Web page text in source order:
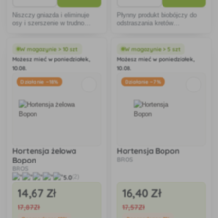
Niszczy gniazda i eliminuje
osy i szerszenie w trudno
usuwania trudno dostępnych i
ukrytych gniazd.
Płynny produkt biobójczy do
odstraszania kretów
itp.
W magazynie > 10 szt
Możesz mieć w poniedziałek,
10.08.
Działanie −18%
Hortensja żelowa
Bopon
BROS
5.0
14,67 Zł
17,87Zł
W magazynie > 5 szt
Możesz mieć w poniedziałek,
10.08.
Działanie −7%
Hortensja Bopon
BROS
16,40 Zł
17,57Zł